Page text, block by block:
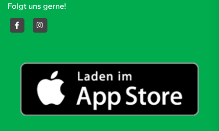
Folgt uns gerne!